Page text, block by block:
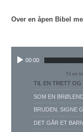
Over en åpen Bibel
00:00
Til en
TIL EN TRETT
SOM EN
BRUDEN, SIGNE
DET GÅR ET